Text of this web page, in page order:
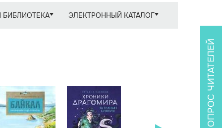
БИБЛИОТЕКА ЭЛЕКТРОННЫЙ КАТАЛОГ
ОПРОС ЧИТАТЕЛЕЙ